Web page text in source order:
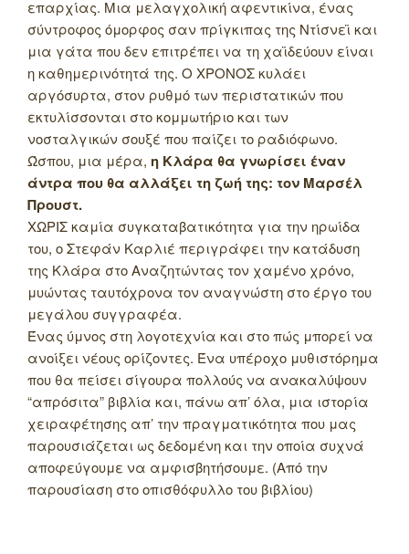
επαρχίας. Μια μελαγχολική αφεντικίνα, ένας
σύντροφος όμορφος σαν πρίγκιπας της Ντίσνεϊ και
μια γάτα που δεν επιτρέπει να τη χαϊδεύουν είναι
η καθημερινότητά της. Ο ΧΡΟΝΟΣ κυλάει
αργόσυρτα, στον ρυθμό των περιστατικών που
εκτυλίσσονται στο κομμωτήριο και των
νοσταλγικών σουξέ που παίζει το ραδιόφωνο.
Ώσπου, μια μέρα, η Κλάρα θα γνωρίσει έναν
άντρα που θα αλλάξει τη ζωή της: τον Μαρσέλ
Προυστ.
ΧΩΡΙΣ καμία συγκαταβατικότητα για την ηρωίδα
του, ο Στεφάν Καρλιέ περιγράφει την κατάδυση
της Κλάρα στο Αναζητώντας τον χαμένο χρόνο,
μυώντας ταυτόχρονα τον αναγνώστη στο έργο του
μεγάλου συγγραφέα.
Ένας ύμνος στη λογοτεχνία και στο πώς μπορεί να
ανοίξει νέους ορίζοντες. Ένα υπέροχο μυθιστόρημα
που θα πείσει σίγουρα πολλούς να ανακαλύψουν
“απρόσιτα” βιβλία και, πάνω απ’ όλα, μια ιστορία
χειραφέτησης απ’ την πραγματικότητα που μας
παρουσιάζεται ως δεδομένη και την οποία συχνά
αποφεύγουμε να αμφισβητήσουμε. (Από την
παρουσίαση στο οπισθόφυλλο του βιβλίου)